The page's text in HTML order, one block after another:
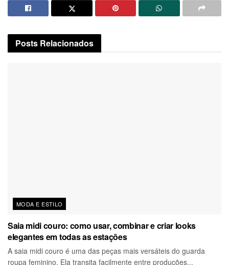
Posts Relacionados
MODA E ESTILO
Saia midi couro: como usar, combinar e criar looks
elegantes em todas as estações
A saia midi couro é uma das peças mais versáteis do guarda
roupa feminino. Ela transita facilmente entre produções...